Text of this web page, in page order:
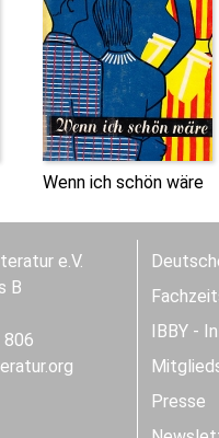
Wenn ich schön wäre
e.V.
B
806
IBBY -
Presse